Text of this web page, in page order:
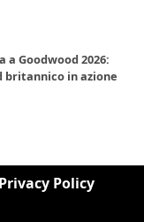
a Goodwood 2026:
britannico in azione
Privacy Policy